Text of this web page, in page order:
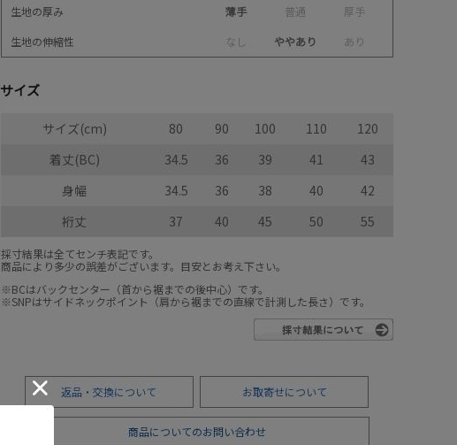
生地の厚み
薄手 普通 厚手
生地の伸縮性
な し ややあり あ り
サイズ
サイズ(cm) 80 90 100 110
120
着丈(BC)
34.5 36 39 41
43
身幅
34.5 36 38 40
42
裄丈
37 40 45 50 55
採寸結果は全てセンチ表記です。
商品により多少の誤差がございます。目安とお考え下さい。
※BCはバックセンター（首から裾までの後中心）です。
※SNPはサイドネックポイント（肩から裾までの直線で計測した長さ）です。
返品・交換について お取寄せについて
商品についてのお問い合わせ